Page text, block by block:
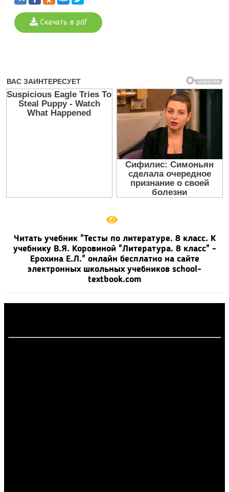
Скачать в pdf
Читать учебник "Тесты по литературе. 8 класс. К
учебнику В.Я. Коровиной "Литература. 8 класс" -
Ерохина Е.Л." онлайн бесплатно на сайте
электронных школьных учебников school-
textbook.com